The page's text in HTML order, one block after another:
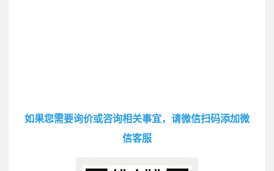
如果您需要询价或咨询相关事宜，请微信扫码添加微
信客服